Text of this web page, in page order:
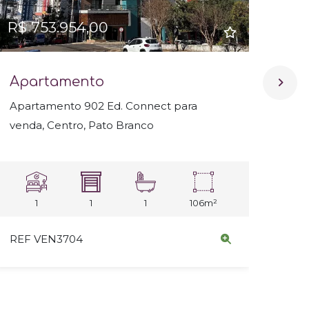
R$ 753.954,00
Apartamento
Apartamento 902 Ed. Connect para
venda, Centro, Pato Branco
1 1 1 106m²
REF VEN3704